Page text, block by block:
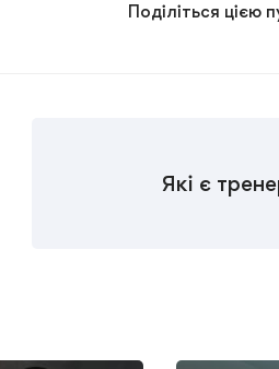
Поділіться цією
Які є